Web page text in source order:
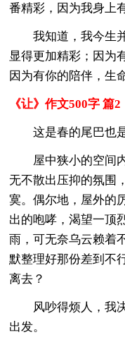
番精彩，因为我身上
我知道，我今生并
显得更加精彩；因为
因为有你的陪伴，生
《让》作文500字 篇2
这是春的尾巴也是
屋中狭小的空间内
无不散出压抑的氛围
寞。偶尔地，屋外的
出的咆哮，渴望一顶
雨，可无奈乌云赖着
默整理好那份差到不
离去？
风吵得烦人，我决
出发。